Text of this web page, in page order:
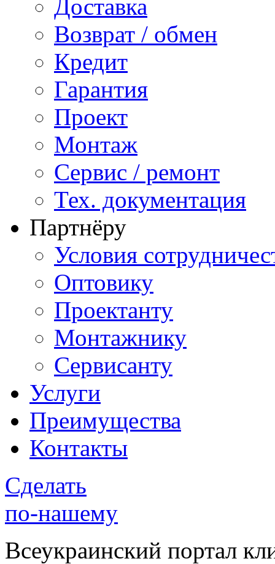
Доставка
Возврат / обмен
Кредит
Гарантия
Проект
Монтаж
Сервис / ремонт
Тех. документация
Партнёру
Условия
Оптовику
Проектанту
Монтажнику
Сервисанту
Услуги
Преимущества
Контакты
Сделать
по-нашему
Всеукраинский портал